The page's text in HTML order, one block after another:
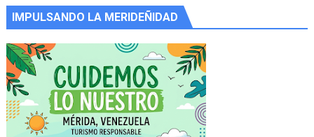
IMPULSANDO LA MERIDEÑIDAD